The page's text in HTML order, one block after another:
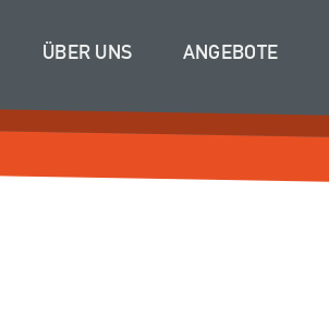
ÜBER UNS ANGEBOTE